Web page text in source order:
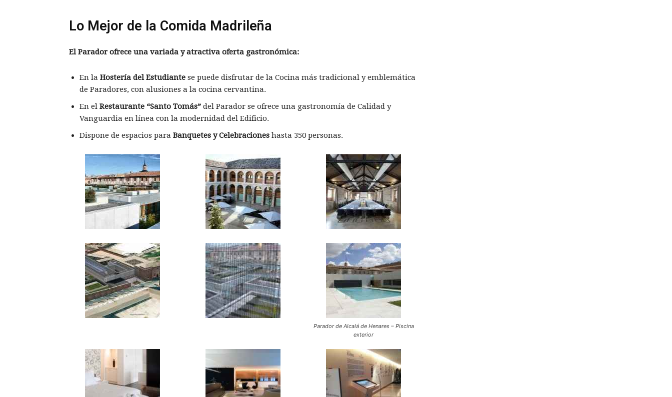
Lo Mejor de la Comida Madrileña
El Parador ofrece una variada y atractiva oferta gastronómica:
En la Hostería del Estudiante se puede disfrutar de la Cocina más tradicional y emblemática
de Paradores, con alusiones a la cocina cervantina.
En el Restaurante “Santo Tomás” del Parador se ofrece una gastronomía de Calidad y
Vanguardia en línea con la modernidad del Edificio.
Dispone de espacios para Banquetes y Celebraciones hasta 350 personas.
Parador de Alcalá de Henares – Piscina
exterior